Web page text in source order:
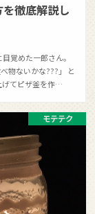
徹底解説し
覚めた一郎さん。
物ないかな???」 と
げてピザ釜を作…
モテテク